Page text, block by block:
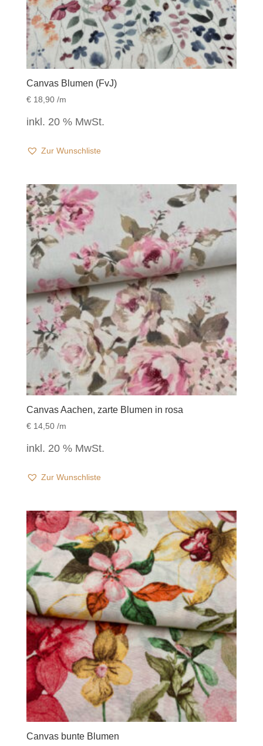
Canvas Blumen (FvJ)
€18,90/m
inkl. 20 % MwSt.
Zur Wunschliste
Canvas Aachen, zarte Blumen in rosa
€14,50/m
inkl. 20 % MwSt.
Zur Wunschliste
Canvas bunte Blumen